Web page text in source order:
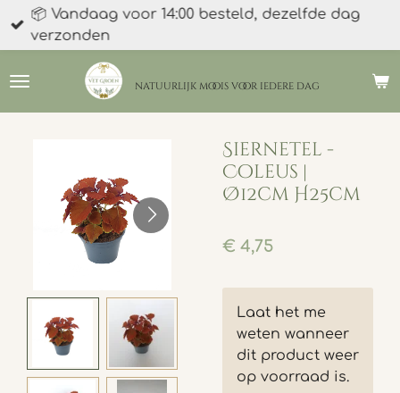
Ga
direct
de
natuurlijk moois voor iedere dag
📦 Vandaag voor 14:00 besteld, dezelfde dag
verzonden
Siernetel -
Coleus |
Ø12cm H25cm
€ 4,75
Laat het me
weten wanneer
dit product weer
op voorraad is.